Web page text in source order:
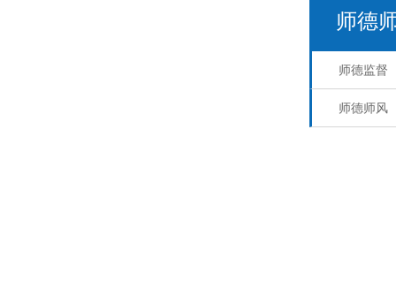
师德
师德监督
师德师风